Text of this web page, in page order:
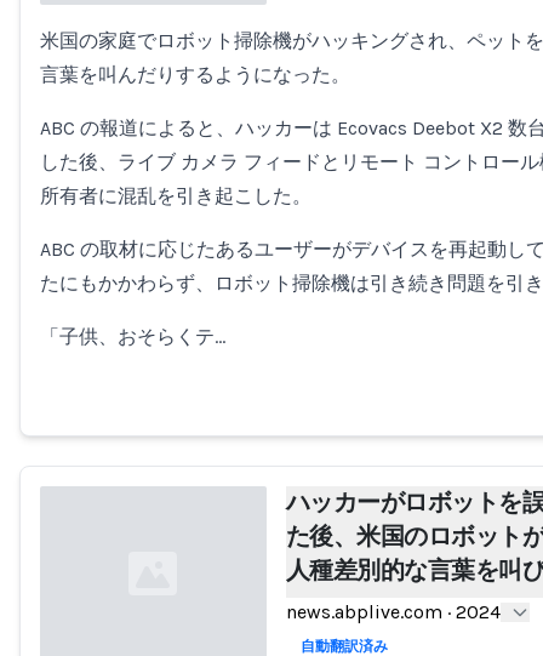
Loading...
米国の家庭でロボット掃除機がハッキングされ、ペット
言葉を叫んだりするようになった。
ABC の報道によると、ハッカーは Ecovacs Deebot X2 数
した後、ライブ カメラ フィードとリモート コントロー
所有者に混乱を引き起こした。
ABC の取材に応じたあるユーザーがデバイスを再起動し
たにもかかわらず、ロボット掃除機は引き続き問題を引
「子供、おそらくテ…
ハッカーがロボットを
た後、米国のロボット
人種差別的な言葉を叫
news.abplive.com · 2024
自動翻訳済み